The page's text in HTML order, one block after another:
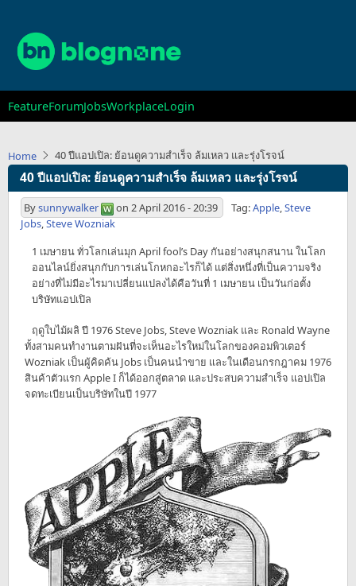
main
content
Main
navigation
FeatureForumJobsWorkplaceLogin
Home 40 ปีแอปเปิล: ย้อนดูความสำเร็จ ล้มเหลว และรุ่งโรจน์
40 ปีแอปเปิล: ย้อนดูความสำเร็จ ล้มเหลว และรุ่งโรจน์
Bysunnywalker on 2 April 2016 - 20:39 Tag:Apple,Steve
Jobs,Steve Wozniak
1 เมษายน ทั่วโลกเล่นมุก April fool’s Day กันอย่างสนุกสนาน ในโลก
ออนไลน์ยิ่งสนุกกับการเล่นโกหกอะไรก็ได้ แต่สิ่งหนึ่งที่เป็นความจริง
อย่างที่ไม่มีอะไรมาเปลี่ยนแปลงได้คือวันที่ 1 เมษายน เป็นวันก่อตั้ง
บริษัทแอปเปิล
ฤดูใบไม้ผลิ ปี 1976 Steve Jobs, Steve Wozniak และ Ronald Wayne
ทั้งสามคนทำงานตามฝันที่จะเห็นอะไรใหม่ในโลกของคอมพิวเตอร์
Wozniak เป็นผู้คิดค้น Jobs เป็นคนนำขาย และในเดือนกรกฎาคม 1976
สินค้าตัวแรก Apple I ก็ได้ออกสู่ตลาด และประสบความสำเร็จ แอปเปิล
จดทะเบียนเป็นบริษัทในปี 1977